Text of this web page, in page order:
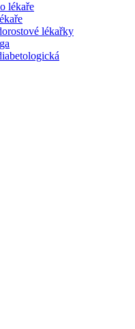
lékaře
lékařky